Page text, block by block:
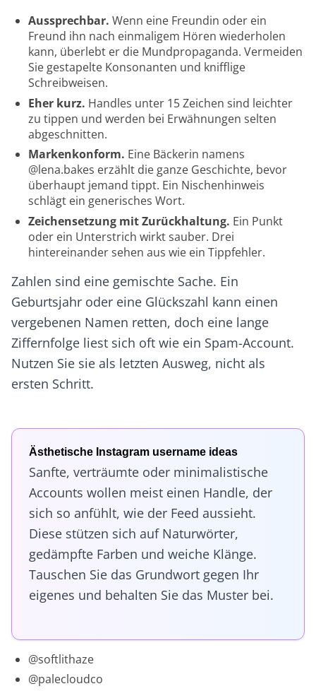
Aussprechbar. Wenn eine Freundin oder ein
Freund ihn nach einmaligem Hören wiederholen
kann, überlebt er die Mundpropaganda. Vermeiden
Sie gestapelte Konsonanten und knifflige
Schreibweisen.
Eher kurz. Handles unter 15 Zeichen sind leichter
zu tippen und werden bei Erwähnungen selten
abgeschnitten.
Markenkonform. Eine Bäckerin namens
@lena.bakes erzählt die ganze Geschichte, bevor
überhaupt jemand tippt. Ein Nischenhinweis
schlägt ein generisches Wort.
Zeichensetzung mit Zurückhaltung. Ein Punkt
oder ein Unterstrich wirkt sauber. Drei
hintereinander sehen aus wie ein Tippfehler.
Zahlen sind eine gemischte Sache. Ein
Geburtsjahr oder eine Glückszahl kann einen
vergebenen Namen retten, doch eine lange
Ziffernfolge liest sich oft wie ein Spam-Account.
Nutzen Sie sie als letzten Ausweg, nicht als
ersten Schritt.
Ästhetische Instagram username ideas
Sanfte, verträumte oder minimalistische
Accounts wollen meist einen Handle, der
sich so anfühlt, wie der Feed aussieht.
Diese stützen sich auf Naturwörter,
gedämpfte Farben und weiche Klänge.
Tauschen Sie das Grundwort gegen Ihr
eigenes und behalten Sie das Muster bei.
@softlithaze
@palecloudco